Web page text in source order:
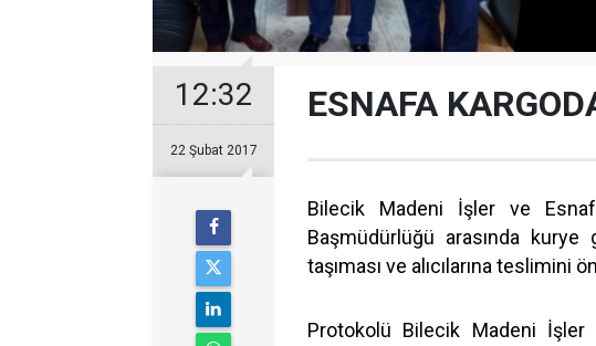
12:32
22 Şubat 2017
ESNAFA
Bilecik Madeni İşler ve
Başmüdürlüğü arasında kurye
taşıması ve alıcılarına
Protokolü Bilecik Madeni İşler